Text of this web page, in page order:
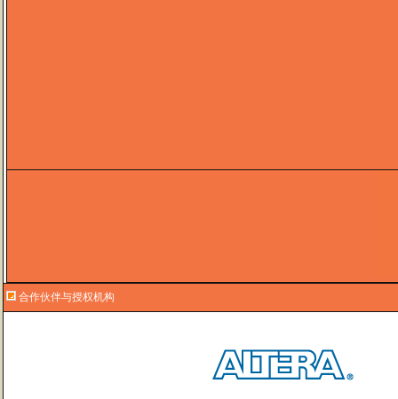
合作伙伴与授权机构